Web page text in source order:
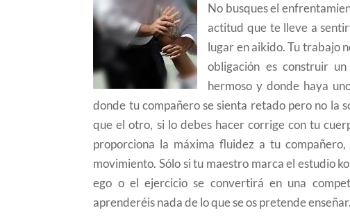
No busques el
actitud que te lleve a
lugar en aikido. Tu trabajo
obligación es construir
hermoso y donde haya
donde tu compañero se sienta retado pero no la
que el otro, si lo debes hacer corrige con tu
proporciona la máxima fluidez a tu
movimiento. Sólo si tu maestro marca el estudio
ego o el ejercicio se convertirá en una
aprenderéis nada de lo que se os pretende enseñar.